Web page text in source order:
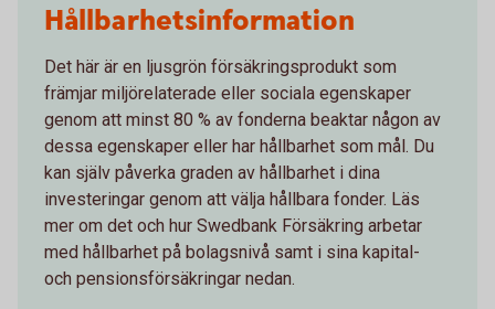
Hållbarhetsinformation
Det här är en ljusgrön försäkringsprodukt som
främjar miljörelaterade eller sociala egenskaper
genom att minst 80 % av fonderna beaktar någon av
dessa egenskaper eller har hållbarhet som mål. Du
kan själv påverka graden av hållbarhet i dina
investeringar genom att välja hållbara fonder. Läs
mer om det och hur Swedbank Försäkring arbetar
med hållbarhet på bolagsnivå samt i sina kapital-
och pensionsförsäkringar nedan.